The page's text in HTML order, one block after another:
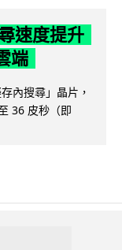
速度提升
端
內搜尋」晶片，
36 皮秒（即